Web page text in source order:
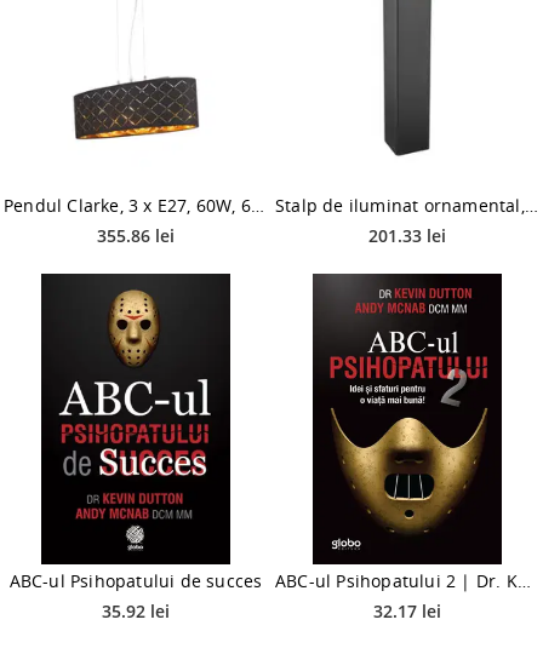
Pendul Clarke, 3 x E27, 60W, 650 mm, nichel satinat + negru + auriu
355.86 lei
Stalp de iluminat ornamental, exterior, Globo Dalia 34576, 1xLED, IP44, max 12W, 500 mm
201.33 lei
ABC-ul Psihopatului de succes
35.92 lei
ABC-ul Psihopatului 2 | Dr. Kevin Dutton, Andy Mcnab
32.17 lei